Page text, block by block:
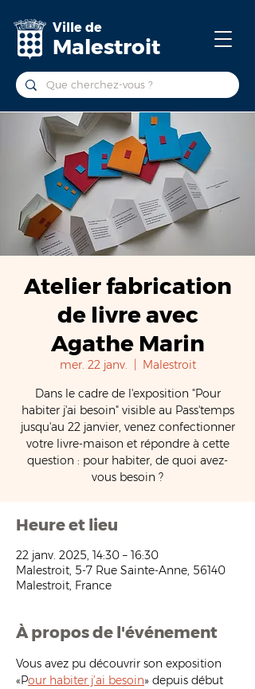
Ville de
Malestroit
Atelier fabrication
de livre avec
Agathe Marin
mer. 22 janv.
Malestroit
Dans le cadre de l'exposition "Pour
habiter j'ai besoin" visible au Pass'temps
jusqu'au 22 janvier, venez confectionner
votre livre-maison et répondre à cette
question : pour habiter, de quoi avez-
vous besoin ?
Heure et lieu
22 janv. 2025, 14:30 – 16:30
Malestroit, 5-7 Rue Sainte-Anne, 56140
Malestroit, France
À propos de l'événement
Vous avez pu découvrir son exposition
«Pour habiter j’ai besoin» depuis début